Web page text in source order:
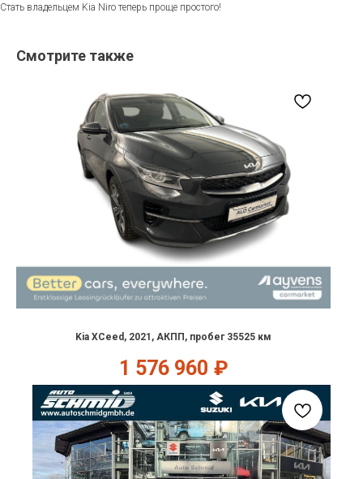
Стать владельцем Kia Niro теперь проще простого!
Смотрите также
Kia XCeed, 2021, АКПП, пробег 35525 км
1 576 960 ₽